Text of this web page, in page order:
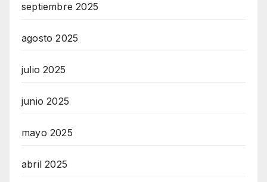
septiembre 2025
agosto 2025
julio 2025
junio 2025
mayo 2025
abril 2025